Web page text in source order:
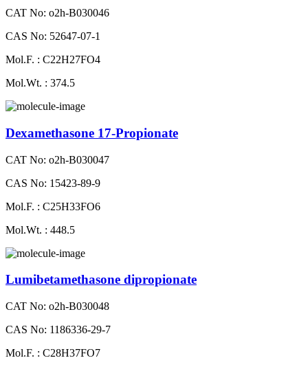
CAT No: o2h-B030046
CAS No: 52647-07-1
Mol.F. : C22H27FO4
Mol.Wt. : 374.5
Dexamethasone 17-Propionate
CAT No: o2h-B030047
CAS No: 15423-89-9
Mol.F. : C25H33FO6
Mol.Wt. : 448.5
Lumibetamethasone dipropionate
CAT No: o2h-B030048
CAS No: 1186336-29-7
Mol.F. : C28H37FO7